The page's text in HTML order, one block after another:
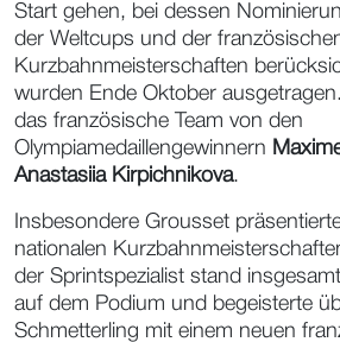
Start gehen, bei dessen
der Weltcups und der
Kurzbahnmeisterschaften
wurden Ende Oktober
das französische Team von den
Olympiamedaillengewinnern
Anastasiia Kirpichnikova.
Insbesondere Grousset
nationalen
der Sprintspezialist stand
auf dem Podium und begeisterte
Schmetterling mit einem neuen